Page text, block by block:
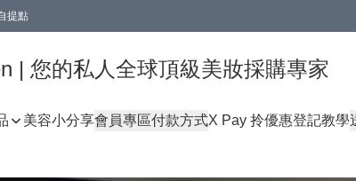
提點
| 您的私人全球頂級美妝採購專家
美容小分享會員專區付款方式X Pay 拎優惠登記教學